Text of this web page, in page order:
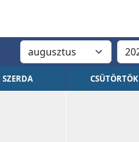
SZERDA CSÜTÖRTÖK